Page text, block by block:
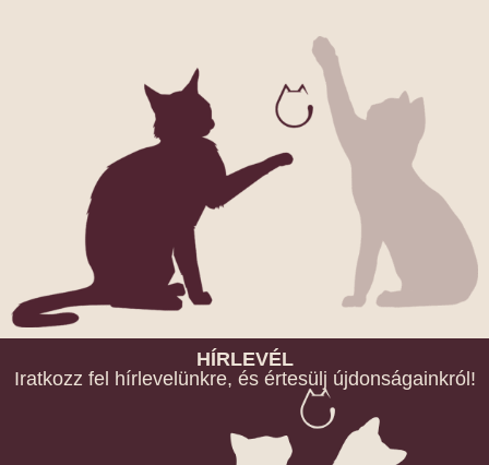
HÍRLEVÉL
Iratkozz fel hírlevelünkre, és értesülj újdonságainkról!